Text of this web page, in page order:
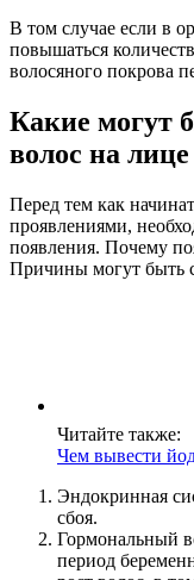
В том случае если в
повышаться
волосяного покрова
Какие могут
волос на лице
Перед тем как
проявлениями,
появления. Почему
Причины могут быть
Читайте также:
Чем вывести
Эндокринная
сбоя.
Гормональный
период